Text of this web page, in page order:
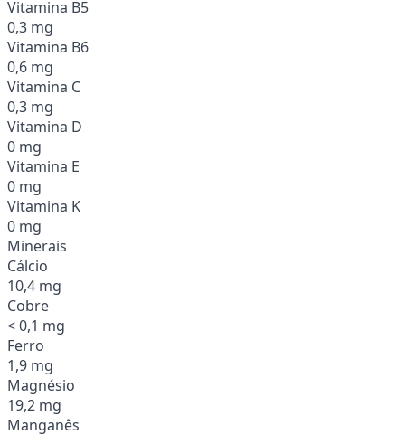
Vitamina B5
0,3 mg
Vitamina B6
0,6 mg
Vitamina C
0,3 mg
Vitamina D
0 mg
Vitamina E
0 mg
Vitamina K
0 mg
Minerais
Cálcio
10,4 mg
Cobre
< 0,1 mg
Ferro
1,9 mg
Magnésio
19,2 mg
Manganês